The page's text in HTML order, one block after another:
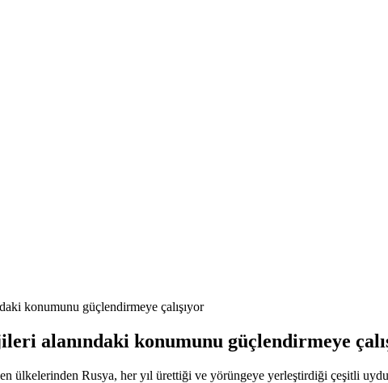
konumunu güçlendirmeye çalışıyor
alanındaki konumunu güçlendirmeye
ülkelerinden Rusya, her yıl ürettiği ve yörüngeye yerleştirdiği çeşitli